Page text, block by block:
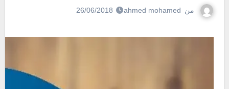
من ahmed mohamed
26/06/2018